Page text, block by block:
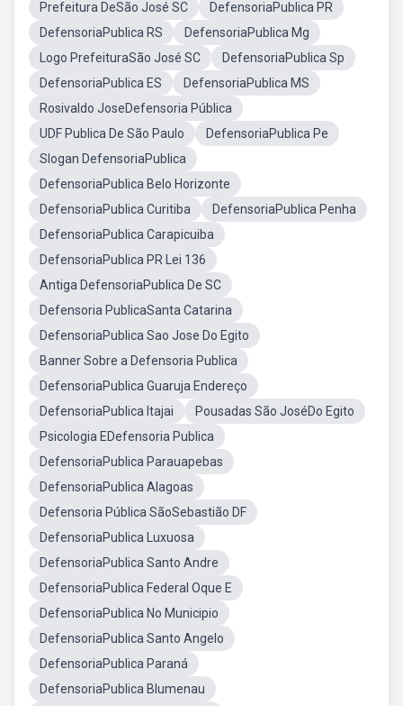
Prefeitura DeSão José SC
DefensoriaPublica PR
DefensoriaPublica RS
DefensoriaPublica Mg
Logo PrefeituraSão José SC
DefensoriaPublica Sp
DefensoriaPublica ES
DefensoriaPublica MS
Rosivaldo JoseDefensoria Pública
UDF Publica De São Paulo
DefensoriaPublica Pe
Slogan DefensoriaPublica
DefensoriaPublica Belo Horizonte
DefensoriaPublica Curitiba
DefensoriaPublica Penha
DefensoriaPublica Carapicuiba
DefensoriaPublica PR Lei 136
Antiga DefensoriaPublica De SC
Defensoria PublicaSanta Catarina
DefensoriaPublica Sao Jose Do Egito
Banner Sobre a Defensoria Publica
DefensoriaPublica Guaruja Endereço
DefensoriaPublica Itajai
Pousadas São JoséDo Egito
Psicologia EDefensoria Publica
DefensoriaPublica Parauapebas
DefensoriaPublica Alagoas
Defensoria Pública SãoSebastião DF
DefensoriaPublica Luxuosa
DefensoriaPublica Santo Andre
DefensoriaPublica Federal Oque E
DefensoriaPublica No Municipio
DefensoriaPublica Santo Angelo
DefensoriaPublica Paraná
DefensoriaPublica Blumenau